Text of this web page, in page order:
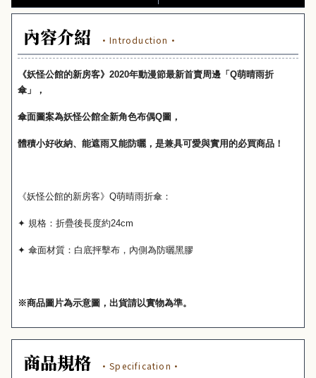
內容介紹 ·Introduction·
《妖怪公館的新房客》 2020年動漫節最新首賣周邊「 Q萌晴雨折
傘」，
傘面圖案為妖怪公館全新角色布偶Q圖 ，
體積小好收納、能遮雨又能防曬，是兼具可愛與實用的必買商品！
《妖怪公館的新房客》 Q萌晴雨折傘：
✦ 規格：折疊後長度約24cm
✦ 傘面材質：白底抨擊布，內側為防曬黑膠
※商品圖片為示意圖，出貨請以實物為準。
商品規格 ·Specification·